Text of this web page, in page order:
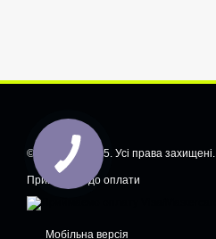
© CarShiftt, 2025. Усі права захищені.
Приймаємо до оплати
Мобільна версія